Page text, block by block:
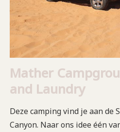
Mather
and Laundry
Deze camping vind je aan de
Canyon. Naar ons idee één